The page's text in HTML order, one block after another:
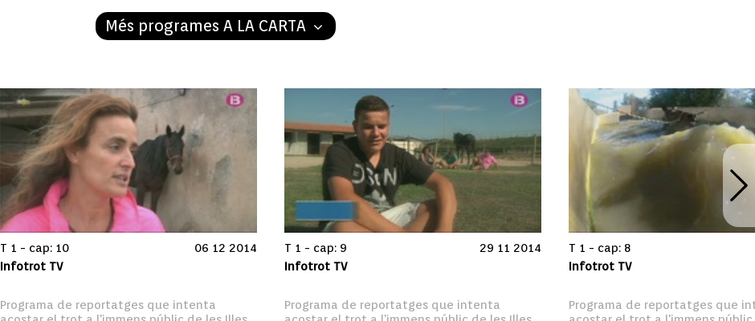
Més programes A LA CARTA
T 1 - cap: 10
06 12 2014
Infotrot TV
Programa de reportatges que intenta
T 1 - cap: 9
29 11 2014
Infotrot TV
Programa de reportatges que intenta
T 1 - cap: 8
Infotrot TV
Programa de reportatges que